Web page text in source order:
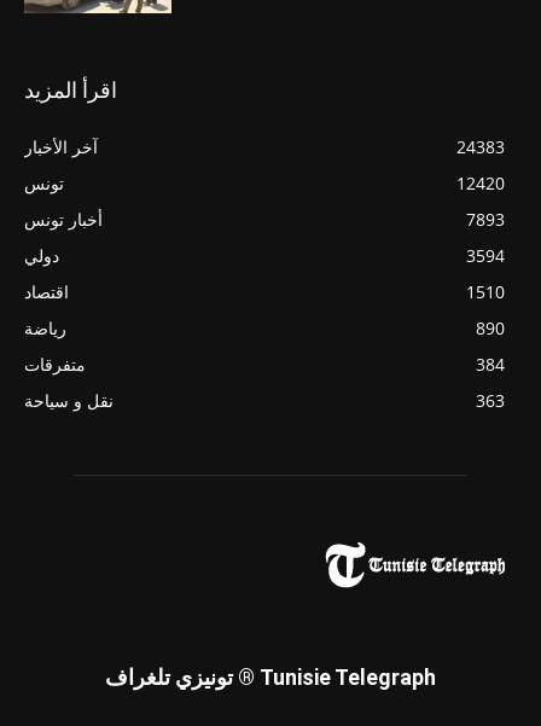
اقرأ المزيد
آخر الأخبار
24383
تونس
12420
أخبار تونس
7893
دولي
3594
اقتصاد
1510
رياضة
890
متفرقات
384
نقل و سياحة
363
تونيزي تلغراف ® Tunisie Telegraph